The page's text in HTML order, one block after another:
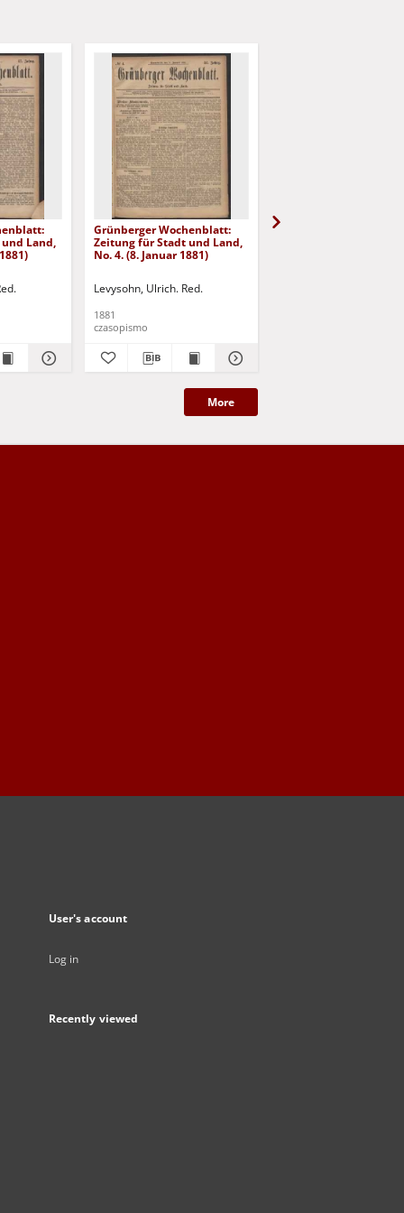
Land,
Grünberger Wochenblatt:
Zeitung für Stadt und Land,
No. 4. (8. Januar 1881)
Levysohn, Ulrich. Red.
1881
czasopismo
More
User's account
Log in
Recently viewed